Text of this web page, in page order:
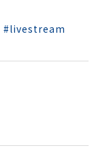
livestream